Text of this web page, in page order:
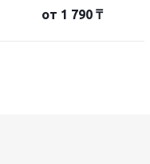
от 1 790 ₸